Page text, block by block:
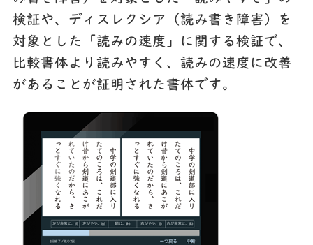
検証や、ディスレクシア（読み書き障害）を
対象とした「読みの速度」に関する検証で、
比較書体より読みやすく、読みの速度に改善
があることが証明された書体です。